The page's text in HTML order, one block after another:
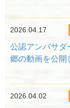
2026.04.17
公認アンバサダ
郷の動画を公開
2026.04.02